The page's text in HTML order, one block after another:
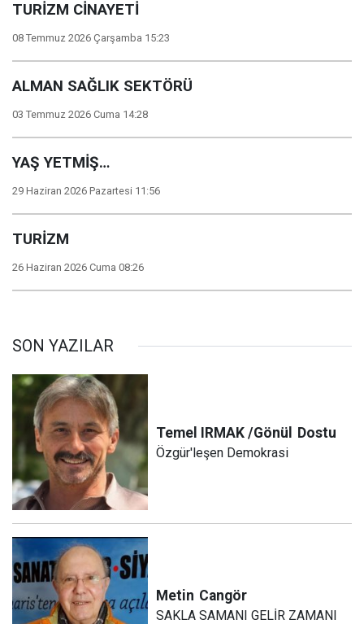
TURİZM CİNAYETİ
08 Temmuz 2026 Çarşamba 15:23
ALMAN SAĞLIK SEKTÖRÜ
03 Temmuz 2026 Cuma 14:28
YAŞ YETMİŞ…
29 Haziran 2026 Pazartesi 11:56
TURİZM
26 Haziran 2026 Cuma 08:26
SON YAZILAR
Temel IRMAK /Gönül Dostu
Özgür'leşen Demokrasi
Metin Cangör
SAKLA SAMANI GELİR ZAMANI